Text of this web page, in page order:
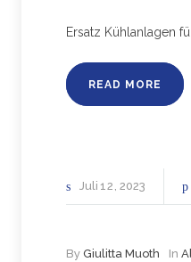
Ersatz Kühlanlagen
READ MORE
Juli 12 2023
By Giulitta Muoth In